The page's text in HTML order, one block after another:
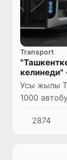
Transport
келинеди"
Усы жылы
1000
2874